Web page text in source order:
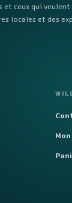
et ceux qui
locales et des